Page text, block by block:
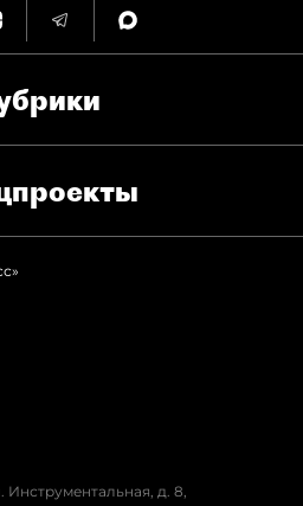
Инструментальная, д. 8,